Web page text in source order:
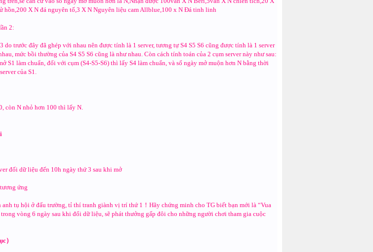
hồn,200 X N đá nguyên tố,3 X N Nguyên liệu cam Allblue,100 x N Đá tinh linh
2:
do trước đây đã ghép với nhau nên được tính là 1 server, tương tự S4 S5 S6 cũng được tính là 1 server
mức bồi thường của S4 S5 S6 cũng là như nhau. Còn cách tính toán của 2 cụm server này như sau:
S1 làm chuẩn, đối với cụm (S4-S5-S6) thì lấy S4 làm chuẩn, và số ngày mở muộn hơn N bằng thời
của S1.
còn N nhỏ hơn 100 thì lấy N.
đối dữ liệu đến 10h ngày thứ 3 sau khi mở
ứng
anh tụ hội ở đấu trường, tỉ thí tranh giành vị trí thứ 1！Hãy chứng minh cho TG biết bạn mới là “Vua
vòng 6 ngày sau khi đổi dữ liệu, sẽ phát thưởng gấp đôi cho những người chơi tham gia cuộc
）